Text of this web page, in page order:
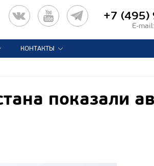
+7 (495)
E-mail:
КОНТАКТЫ
показали